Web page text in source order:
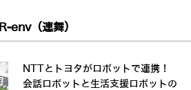
R-env（連舞）
NTTとトヨタがロボットで連携！
会話ロボットと生活支援ロボットの